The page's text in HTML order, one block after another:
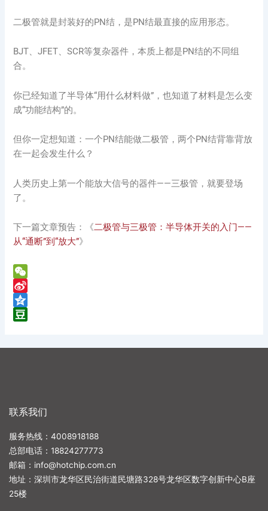
二极管就是封装好的PN结，是PN结最直接的应用形态。
BJT、JFET、SCR等复杂器件，本质上都是PN结的不同组
合。
你已经知道了半导体“用什么材料做”，也知道了材料是怎么变
成“功能结构”的。
但你一定想知道：一个PN结能做二极管，两个PN结背靠背放
在一起会发生什么？
人类历史上第一个能放大信号的器件——三极管，就要登场
了。
下一篇文章预告：《二极管与三极管：半导体开关的入门——
从“通断”到“放大”》
WeChat
Sina
Weibo
Qzone
联系我们
服务热线：4008918188
总部电话： 18824277773
邮箱： info@hotchip.com.cn
地址：深圳市龙华区民治街道民塘路328号龙华区数字创新中心B座
25楼